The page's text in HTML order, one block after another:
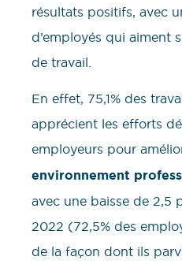
résultats positifs, avec
d’employés qui aiment
de travail.
En effet, 75,1% des
apprécient les efforts
employeurs pour
environnement
avec une baisse de 2,5
2022 (72,5% des
de la façon dont ils